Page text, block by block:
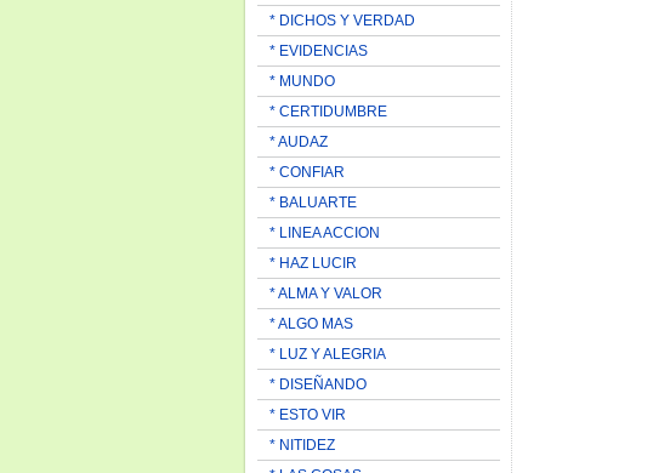
* DICHOS Y VERDAD
* EVIDENCIAS
* MUNDO
* CERTIDUMBRE
* AUDAZ
* CONFIAR
* BALUARTE
* LINEA ACCION
* HAZ LUCIR
* ALMA Y VALOR
* ALGO MAS
* LUZ Y ALEGRIA
* DISEÑANDO
* ESTO VIR
* NITIDEZ